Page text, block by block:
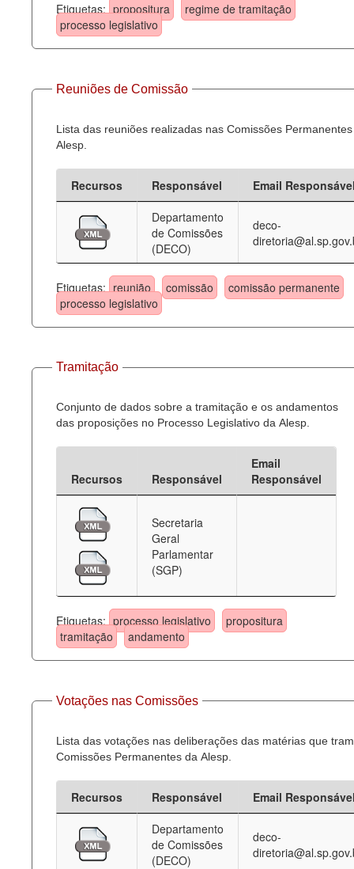
Etiquetas: propositura
regime de tramitação
processo legislativo
Reuniões de Comissão
Lista das reuniões realizadas nas Comissões
Alesp.
Recursos Responsável
Email
Departamento
de Comissões
(DECO)
deco-
Etiquetas: reunião comissão
comissão permanente
processo legislativo
Tramitação
Conjunto de dados sobre a tramitação e os andamentos
das proposições no Processo Legislativo da Alesp.
Recursos Responsável
Email
Responsável
Secretaria
Geral
Parlamentar
(SGP)
Etiquetas: processo legislativo
propositura
tramitação
andamento
Votações nas Comissões
Lista das votações nas deliberações das matérias que
Comissões Permanentes da Alesp.
Recursos Responsável
Email
Departamento
de Comissões
(DECO)
deco-